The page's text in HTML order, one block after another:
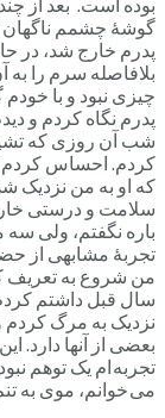
بوده است. بعد از
گوشۀ چشمم ناگهان
پدرم خارج شد، در
بلافاصله سرم را به
چیزی نبود و با
پدرم نگاه کردم و
شب آن روزی که
کردم. احساس
که او به من نزدیک
سلامت و درستی
باره نگفتم، ولی سه
تجربۀ مشابهی از
من شروع به تعریف
سال قبل داشتم
نزدیک به مرگ کردم
بعضی از آنها دارد.
تجربه ام یک توهم
می خوانم، موی به